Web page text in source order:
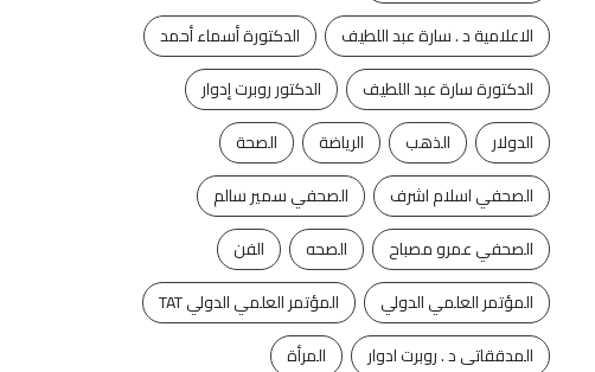
الاعلامية د . سارة عبد اللطيف
الدكتورة أسماء أحمد
الدكتورة سارة عبد اللطيف
الدكتور روبرت إدوار
الدولار
الذهب الرياضة
الصحة
الصحفي اسلام اشرف
الصحفي سمير سالم
الصحفي عمرو مصباح
الصحه
الفن
المؤتمر العلمي الدولي
المؤتمر العلمي الدولي TAT
المدققاتى د . روبرت ادوار
المرأة